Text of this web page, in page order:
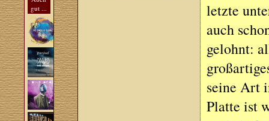
gut ...
letzte
auch
gelohnt:
seine Art
Platte ist